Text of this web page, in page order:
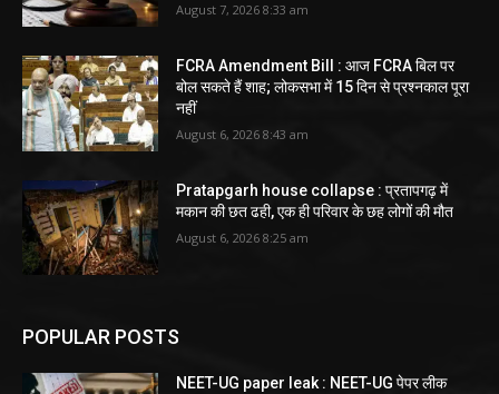
August 7, 2026 8:33 am
FCRA Amendment Bill : आज FCRA बिल पर
बोल सकते हैं शाह; लोकसभा में 15 दिन से प्रश्नकाल पूरा
नहीं
August 6, 2026 8:43 am
Pratapgarh house collapse : प्रतापगढ़ में
मकान की छत ढही, एक ही परिवार के छह लोगों की मौत
August 6, 2026 8:25 am
POPULAR POSTS
NEET-UG paper leak : NEET-UG पेपर लीक